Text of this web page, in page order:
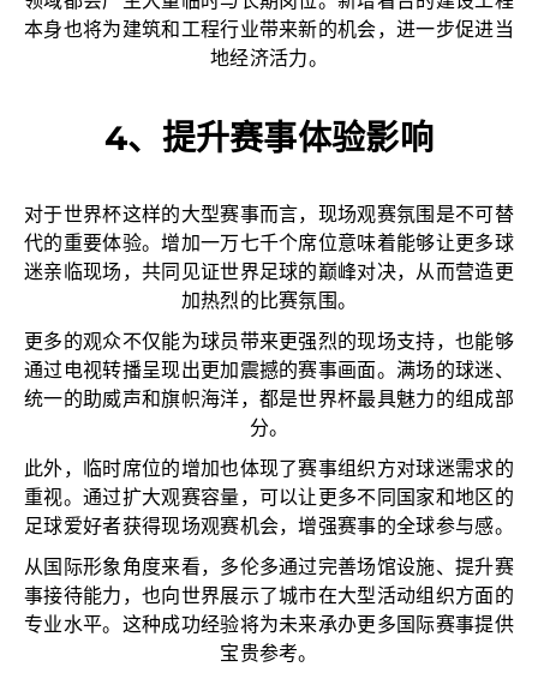
本身也将为建筑和工程行业带来新的机会，进一步促进当
地经济活力。
4、提升赛事体验影响
对于世界杯这样的大型赛事而言，现场观赛氛围是不可替
代的重要体验。增加一万七千个席位意味着能够让更多球
迷亲临现场，共同见证世界足球的巅峰对决，从而营造更
加热烈的比赛氛围。
更多的观众不仅能为球员带来更强烈的现场支持，也能够
通过电视转播呈现出更加震撼的赛事画面。满场的球迷、
统一的助威声和旗帜海洋，都是世界杯最具魅力的组成部
分。
此外，临时席位的增加也体现了赛事组织方对球迷需求的
重视。通过扩大观赛容量，可以让更多不同国家和地区的
足球爱好者获得现场观赛机会，增强赛事的全球参与感。
从国际形象角度来看，多伦多通过完善场馆设施、提升赛
事接待能力，也向世界展示了城市在大型活动组织方面的
专业水平。这种成功经验将为未来承办更多国际赛事提供
宝贵参考。